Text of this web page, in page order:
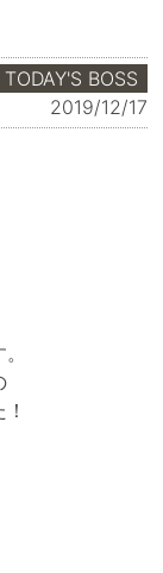
TODAY'S BOSS
2019/12/17